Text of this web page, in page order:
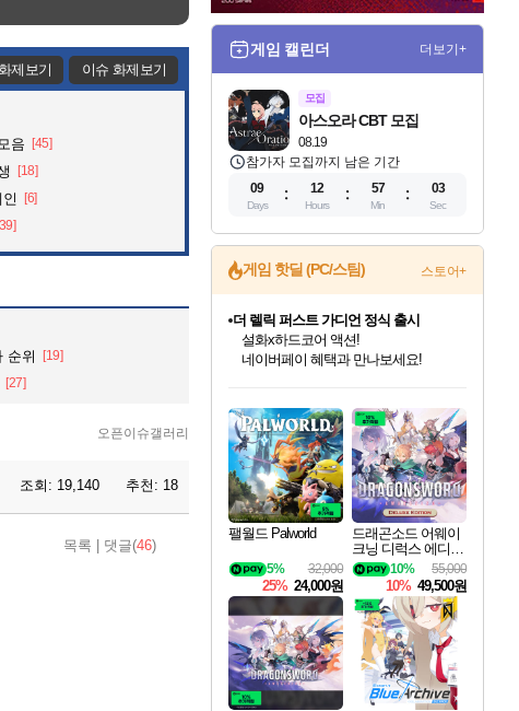
제보기 이슈 화제보기
음 [45]
[18]
[6]
순위 [19]
[27]
오픈이슈갤러리
조회: 19,140 추천: 18
목록 댓글(46)
게임 캘린더 더보기+
모집
08.19
아스오라 CBT 모집
참가자 모집까지 남은 기간
09
Days
12
Hours
57
Min
01
Sec
게임 핫딜 (PC/스팀) 스토어+
최대 90% 할인가를 만나보세요!
네이버혜택과 함께 만나보세요!
50%할인&추가 적립까지!
네이버 포인트 혜택까지!
이니&베니 혜택까지!
네이버 혜택가와 함께 예약하세요!
할인&네이버혜택으로 만나보세요!
더 렐릭 퍼스트 가디언 정식 출시
설화x하드코어 액션!
네이버페이 혜택과 만나보세요!
40주년 프로모션으로 만나보세요!
할인가에 만나보세요!
일부 에디션 상시 할인!
혜택으로 예약 판매 중
편안하게 충전하세요
팰월드 Palworld
32,000
5%
25% 24,000원
드래곤소드 어웨이
크닝 디럭스 에디션
DragonSword Awake
ning Deluxe Edition
55,000
10%
10% 49,500원